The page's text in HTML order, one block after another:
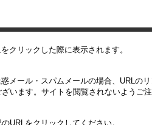
クリックした際に表示されます。
メール・スパムメールの場合、URLの
います。サイトを閲覧されないようご
URLをクリックしてください。